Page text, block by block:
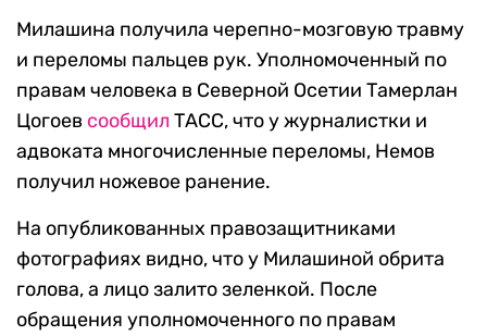
Милашина получила черепно-мозговую травму
и переломы пальцев рук. Уполномоченный по
правам человека в Северной Осетии Тамерлан
Цогоев сообщил ТАСС, что у журналистки и
адвоката многочисленные переломы, Немов
получил ножевое ранение.
На опубликованных правозащитниками
фотографиях видно, что у Милашиной обрита
голова, а лицо залито зеленкой. После
обращения уполномоченного по правам